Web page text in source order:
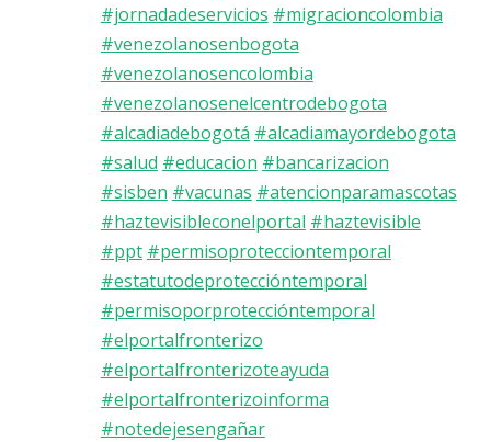
#jornadadeservicios #migracioncolombia
#venezolanosenbogota
#venezolanosencolombia
#venezolanosenelcentrodebogota
#alcadiadebogotá #alcadiamayordebogota
#salud #educacion #bancarizacion
#sisben #vacunas #atencionparamascotas
#haztevisibleconelportal #haztevisible
#ppt #permisoprotecciontemporal
#estatutodeproteccióntemporal
#permisoporproteccióntemporal
#elportalfronterizo
#elportalfronterizoteayuda
#elportalfronterizoinforma
#notedejesengañar